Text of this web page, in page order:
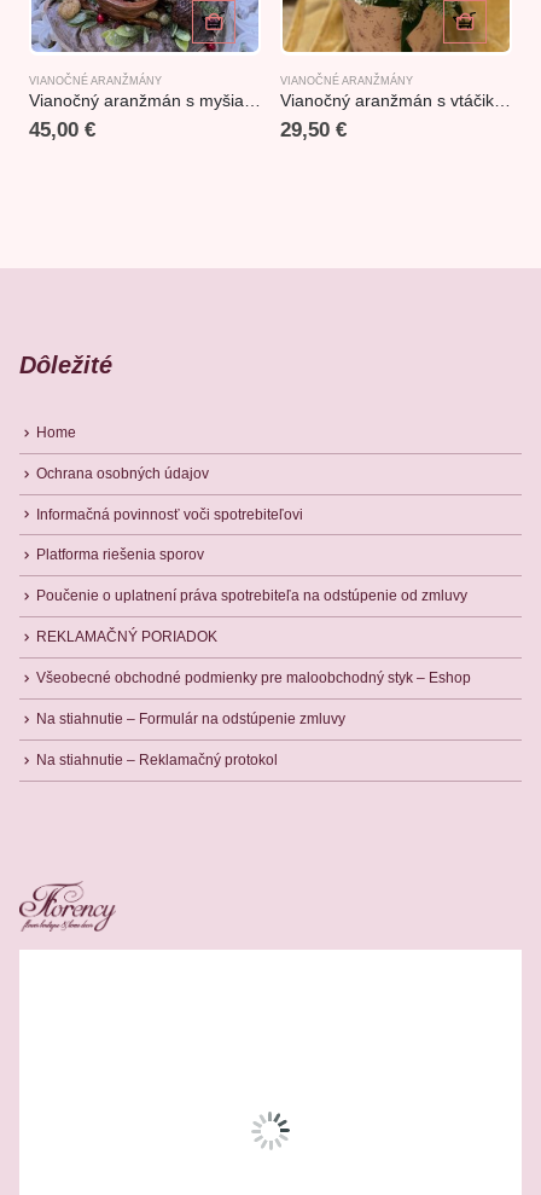
VIANOČNÉ ARANŽMÁNY
Vianočný aranžmán s myšiakmi 28x28cm
45,00 €
VIANOČNÉ ARANŽMÁNY
Vianočný aranžmán s vtáčikom 29x18cm
29,50 €
Dôležité
Home
Ochrana osobných údajov
Informačná povinnosť voči spotrebiteľovi
Platforma riešenia sporov
Poučenie o uplatnení práva spotrebiteľa na odstúpenie od zmluvy
REKLAMAČNÝ PORIADOK
Všeobecné obchodné podmienky pre maloobchodný styk – Eshop
Na stiahnutie – Formulár na odstúpenie zmluvy
Na stiahnutie – Reklamačný protokol